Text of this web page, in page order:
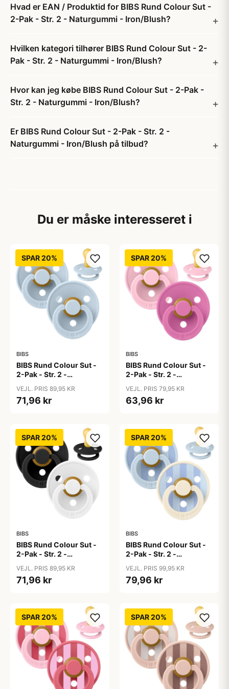
Hvad er EAN / Produktid for BIBS Rund Colour Sut -
2-Pak - Str. 2 - Naturgummi - Iron/Blush?
Hvilken kategori tilhører BIBS Rund Colour Sut - 2-
Pak - Str. 2 - Naturgummi - Iron/Blush?
Hvor kan jeg købe BIBS Rund Colour Sut - 2-Pak -
Str. 2 - Naturgummi - Iron/Blush?
Er BIBS Rund Colour Sut - 2-Pak - Str. 2 -
Naturgummi - Iron/Blush på tilbud?
Du er måske interesseret i
SPAR 20%
BIBS
BIBS Rund Colour Sut -
2-Pak - Str. 2 -
Blue/Baby Blue
VEJL. PRIS 89,95 KR
71,96 kr
SPAR 20%
BIBS
BIBS Rund Colour Sut -
2-Pak - Str. 2 -
Pink/Bubblegum
VEJL. PRIS 79,95 KR
63,96 kr
SPAR 20%
BIBS
BIBS Rund Colour Sut -
2-Pak - Str. 2 -
Black/White
VEJL. PRIS 89,95 KR
71,96 kr
SPAR 20%
BIBS
BIBS Rund Colour Sut -
2-Pak - Str. 2 -
Studio - Baby Blue/Dusty
Blue Mix
VEJL. PRIS 99,95 KR
79,96 kr
SPAR 20% SPAR 20%